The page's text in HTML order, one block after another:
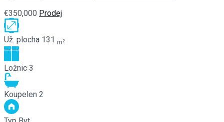
€350,000 Prodej
Už. plocha 131 m²
Ložnic 3
Koupelen 2